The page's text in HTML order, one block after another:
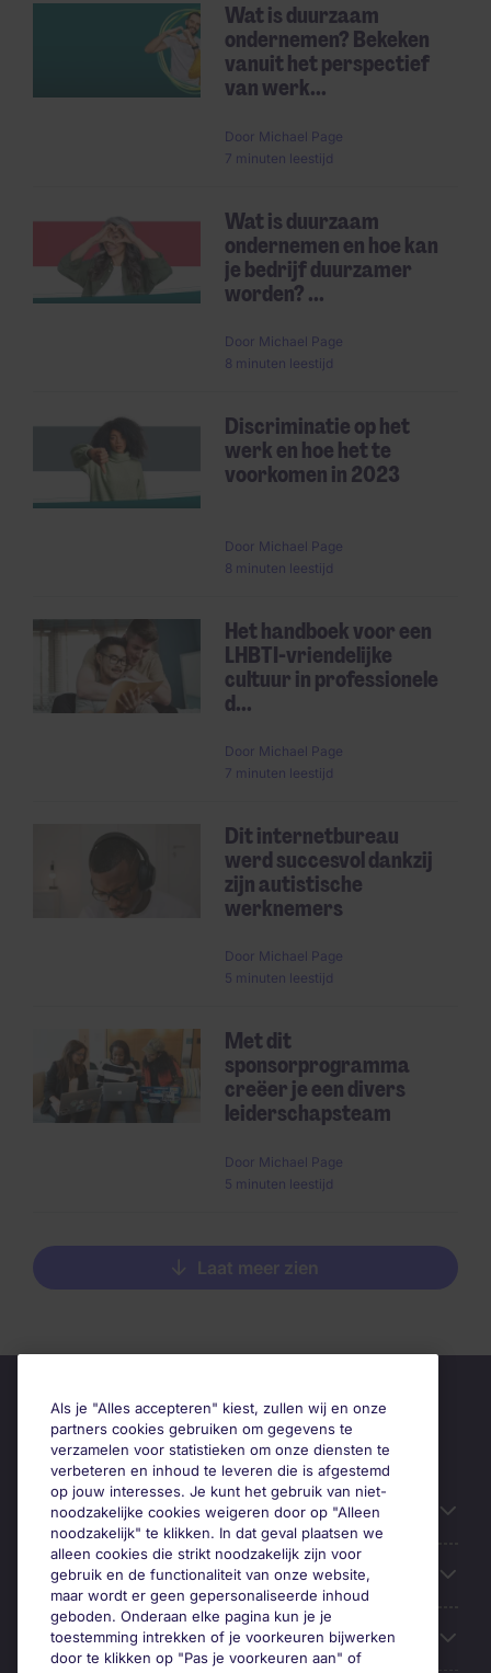
Wat is duurzaam
ondernemen? Bekeken
vanuit het perspectief
van werk...
Door Michael Page
7 minuten leestijd
Wat is duurzaam
ondernemen en hoe kan
je bedrijf duurzamer
worden? ...
Door Michael Page
8 minuten leestijd
Discriminatie op het
werk en hoe het te
voorkomen in 2023
Door Michael Page
8 minuten leestijd
Het handboek voor een
LHBTI-vriendelijke
cultuur in professionele
d...
Door Michael Page
7 minuten leestijd
Dit internetbureau
werd succesvol dankzij
zijn autistische
werknemers
Door Michael Page
5 minuten leestijd
Met dit
sponsorprogramma
creëer je een divers
leiderschapsteam
Door Michael Page
5 minuten leestijd
Laat meer zien
Handige informatie
Onze expertise
Google Rating
Als je "Alles accepteren" kiest, zullen wij en onze
partners cookies gebruiken om gegevens te
verzamelen voor statistieken om onze diensten te
verbeteren en inhoud te leveren die is afgestemd
op jouw interesses. Je kunt het gebruik van niet-
noodzakelijke cookies weigeren door op "Alleen
noodzakelijk" te klikken. In dat geval plaatsen we
alleen cookies die strikt noodzakelijk zijn voor
gebruik en de functionaliteit van onze website,
maar wordt er geen gepersonaliseerde inhoud
geboden. Onderaan elke pagina kun je je
toestemming intrekken of je voorkeuren bijwerken
door te klikken op "Pas je voorkeuren aan" of